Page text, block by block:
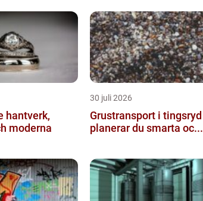
moderna
30 juli 2026
Grustransport i tingsryd så
planerar du smarta oc...